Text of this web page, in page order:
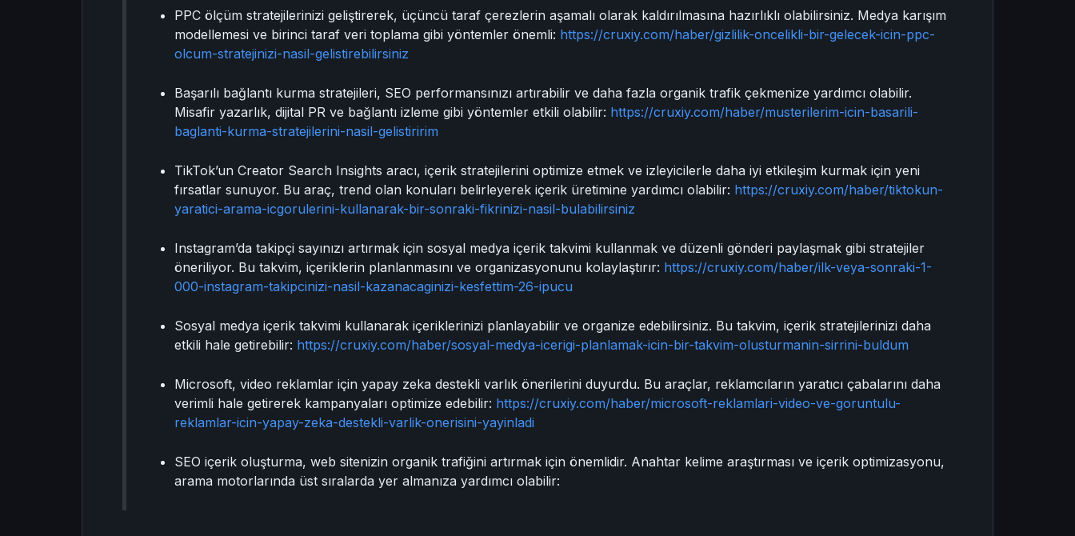
PPC ölçüm stratejilerinizi geliştirerek, üçüncü taraf çerezlerin aşamalı olarak kaldırılmasına hazırlıklı olabilirsiniz. Medya karışım
modellemesi ve birinci taraf veri toplama gibi yöntemler önemli: https://cruxiy.com/haber/gizlilik-oncelikli-bir-gelecek-icin-ppc-
olcum-stratejinizi-nasil-gelistirebilirsiniz
Başarılı bağlantı kurma stratejileri, SEO performansınızı artırabilir ve daha fazla organik trafik çekmenize yardımcı olabilir.
Misafir yazarlık, dijital PR ve bağlantı izleme gibi yöntemler etkili olabilir: https://cruxiy.com/haber/musterilerim-icin-basarili-
baglanti-kurma-stratejilerini-nasil-gelistiririm
TikTok’un Creator Search Insights aracı, içerik stratejilerini optimize etmek ve izleyicilerle daha iyi etkileşim kurmak için yeni
fırsatlar sunuyor. Bu araç, trend olan konuları belirleyerek içerik üretimine yardımcı olabilir: https://cruxiy.com/haber/tiktokun-
yaratici-arama-icgorulerini-kullanarak-bir-sonraki-fikrinizi-nasil-bulabilirsiniz
Instagram’da takipçi sayınızı artırmak için sosyal medya içerik takvimi kullanmak ve düzenli gönderi paylaşmak gibi stratejiler
öneriliyor. Bu takvim, içeriklerin planlanmasını ve organizasyonunu kolaylaştırır: https://cruxiy.com/haber/ilk-veya-sonraki-1-
000-instagram-takipcinizi-nasil-kazanacaginizi-kesfettim-26-ipucu
Sosyal medya içerik takvimi kullanarak içeriklerinizi planlayabilir ve organize edebilirsiniz. Bu takvim, içerik stratejilerinizi daha
etkili hale getirebilir: https://cruxiy.com/haber/sosyal-medya-icerigi-planlamak-icin-bir-takvim-olusturmanin-sirrini-buldum
Microsoft, video reklamlar için yapay zeka destekli varlık önerilerini duyurdu. Bu araçlar, reklamcıların yaratıcı çabalarını daha
verimli hale getirerek kampanyaları optimize edebilir: https://cruxiy.com/haber/microsoft-reklamlari-video-ve-goruntulu-
reklamlar-icin-yapay-zeka-destekli-varlik-onerisini-yayinladi
SEO içerik oluşturma, web sitenizin organik trafiğini artırmak için önemlidir. Anahtar kelime araştırması ve içerik optimizasyonu,
arama motorlarında üst sıralarda yer almanıza yardımcı olabilir: